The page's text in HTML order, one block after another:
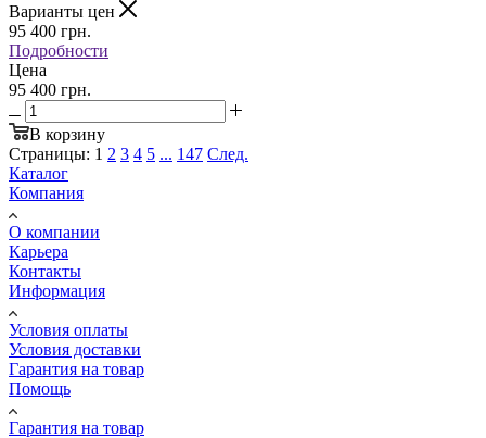
Варианты цен
95 400 грн.
Подробности
Цена
95 400 грн.
В корзину
Страницы: 1 2 3 4 5 ... 147 След.
Каталог
Компания
О компании
Карьера
Контакты
Информация
Условия оплаты
Условия доставки
Гарантия на товар
Помощь
Гарантия на товар